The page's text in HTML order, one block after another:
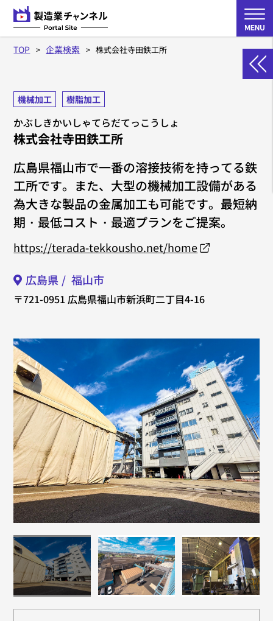
TOP 企業検索 株式会社寺田鉄工所
機械加工 樹脂加工
かぶしきかいしゃてらだてっこうしょ
株式会社寺田鉄工所
広島県福山市で一番の溶接技術を持ってる鉄
工所です。また、大型の機械加工設備がある
為大きな製品の金属加工も可能です。最短納
期・最低コスト・最適プランをご提案。
https://terada-tekkousho.net/home
広島県 福山市
〒721-0951 広島県福山市新浜町二丁目4-16